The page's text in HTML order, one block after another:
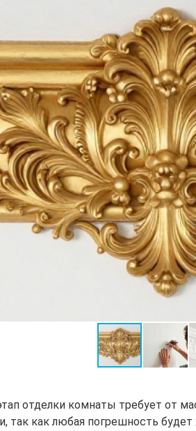
отделки комнаты требует от
так как любая погрешность